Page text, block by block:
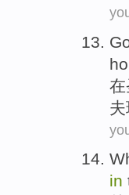
在
夫
in